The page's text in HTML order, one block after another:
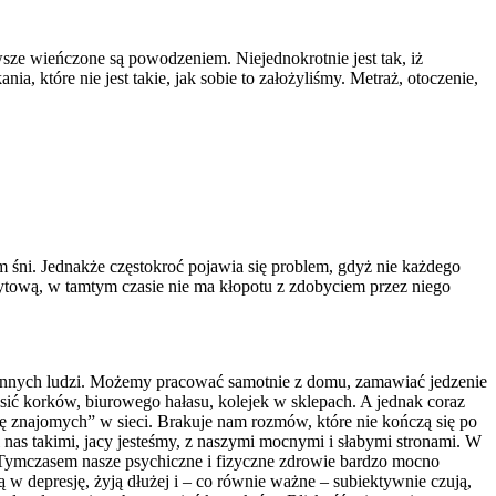
wieńczone są powodzeniem. Niejednokrotnie jest tak, iż
które nie jest takie, jak sobie to założyliśmy. Metraż, otoczenie,
Jednakże częstokroć pojawia się problem, gdyż nie każdego
w tamtym czasie nie ma kłopotu z zdobyciem przez niego
ludzi. Możemy pracować samotnie z domu, zamawiać jedzenie
korków, biurowego hałasu, kolejek w sklepach. A jednak coraz
znajomych” w sieci. Brakuje nam rozmów, które nie kończą się po
takimi, jacy jesteśmy, z naszymi mocnymi i słabymi stronami. W
nasze psychiczne i fizyczne zdrowie bardzo mocno
depresję, żyją dłużej i – co równie ważne – subiektywnie czują,